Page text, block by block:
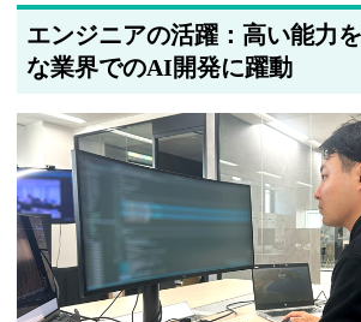
エンジニアの活躍：高い能力
な業界でのAI開発に躍動